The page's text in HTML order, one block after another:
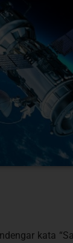
kata